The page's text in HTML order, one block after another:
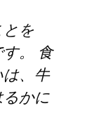
を
。 食
、牛
かに